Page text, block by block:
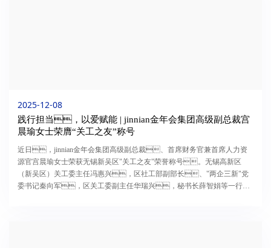
2025-12-08
践行担当，以爱赋能 | jinnian金年会集团高级副总裁宫
晨瑜女士荣膺“关工之友”称号
近日，jinnian金年会集团高级副总裁、首席财务官兼首席人力资
源官宫晨瑜女士荣获无锡新吴区"关工之友"荣誉称号。无锡高新区
（新吴区）关工委主任冯惠兴，区社工部副部长、"两企三新"党
委书记秦向军，区关工委副主任华瑞兴，秘书长薛智娟等一行专